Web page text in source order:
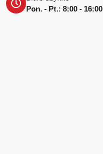
Pon. - Pt.: 8:00 - 16:00